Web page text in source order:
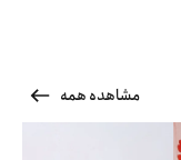
مشاهده همه